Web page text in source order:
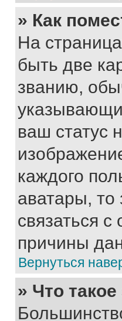
» Как
На
быть две
званию,
ваш статус
каждого
аватары,
связаться
причины
Вернуться
» Что